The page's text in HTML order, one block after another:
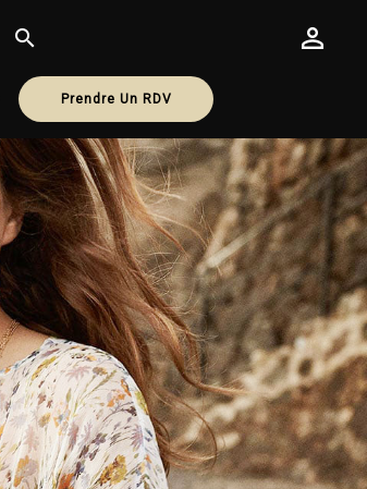

Prendre Un RDV